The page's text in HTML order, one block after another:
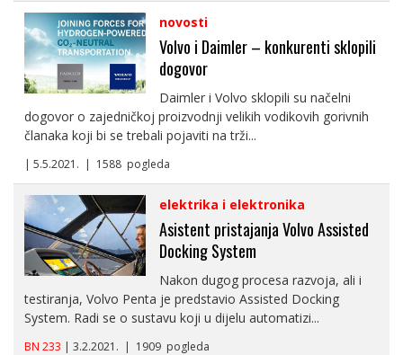
novosti
Volvo i Daimler – konkurenti sklopili
dogovor
Daimler i Volvo sklopili su načelni
dogovor o zajedničkoj proizvodnji velikih vodikovih gorivnih
članaka koji bi se trebali pojaviti na trži...
| 5.5.2021. | 1588 pogleda
elektrika i elektronika
Asistent pristajanja Volvo Assisted
Docking System
Nakon dugog procesa razvoja, ali i
testiranja, Volvo Penta je predstavio Assisted Docking
System. Radi se o sustavu koji u dijelu automatizi...
BN 233 | 3.2.2021. | 1909 pogleda